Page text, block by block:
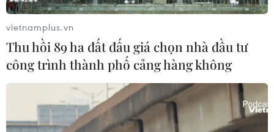
đợt 19/5/2019, tại Khu Di tích.
vietnamplus.vn
Thu hồi 89 ha đất đấu giá chọn nhà đầu tư
công trình thành phố cảng hàng không